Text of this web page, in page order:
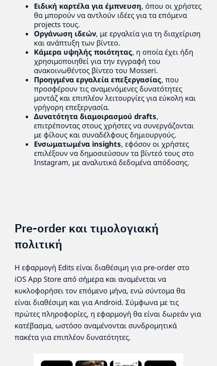
Ειδική καρτέλα για έμπνευση, όπου οι χρήστες
θα μπορούν να αντλούν ιδέες για τα επόμενα
projects τους.
Οργάνωση ιδεών, με εργαλεία για τη διαχείριση
και ανάπτυξη των βίντεο.
Κάμερα υψηλής ποιότητας, η οποία έχει ήδη
χρησιμοποιηθεί για την εγγραφή του
ανακοινωθέντος βίντεο του Mosseri.
Προηγμένα εργαλεία επεξεργασίας, που
προσφέρουν τις αναμενόμενες δυνατότητες
μοντάζ και επιπλέον λειτουργίες για εύκολη και
γρήγορη επεξεργασία.
Δυνατότητα διαμοιρασμού drafts,
επιτρέποντας στους χρήστες να συνεργάζονται
με φίλους και συναδέλφους δημιουργούς.
Ενσωματωμένα insights, εφόσον οι χρήστες
επιλέξουν να δημοσιεύσουν τα βίντεό τους στο
Instagram, με αναλυτικά δεδομένα απόδοσης.
Pre-order και τιμολογιακή
πολιτική
Η εφαρμογή Edits είναι διαθέσιμη για pre-order στο
iOS App Store από σήμερα και αναμένεται να
κυκλοφορήσει τον επόμενο μήνα, ενώ σύντομα θα
είναι διαθέσιμη και για Android. Σύμφωνα με τις
πρώτες πληροφορίες, η εφαρμογή θα είναι δωρεάν για
κατέβασμα, ωστόσο αναμένονται συνδρομητικά
πακέτα για επιπλέον δυνατότητες.